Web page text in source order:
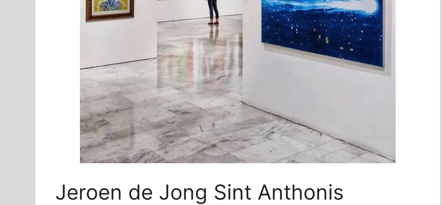
Jeroen de Jong Sint Anthonis